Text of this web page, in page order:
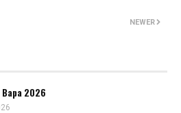
NEWER
2026